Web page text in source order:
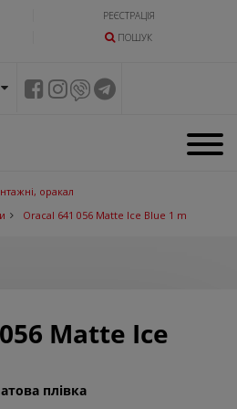
РЕЄСТРАЦІЯ
ПОШУК
оракал
Oracal 641 056 Matte Ice Blue 1 m
Matte Ice
плівка